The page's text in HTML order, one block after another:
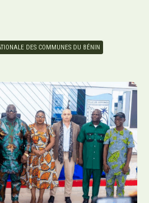
DES COMMUNES DU BÉNIN